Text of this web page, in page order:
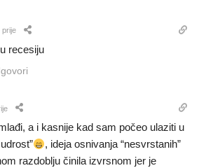
prije
recesiju
a i kasnije kad sam počeo ulaziti u
, ideja osnivanja “nesvrstanih”
razdoblju činila izvrsnom jer je